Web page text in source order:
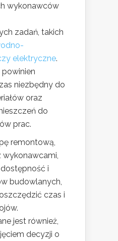
wykonawców
zadań, takich
elektryczne.
niezbędny do
oraz
do
prac.
remontową,
wykonawcami,
i
budowlanych,
czas i
jest również,
decyzji o